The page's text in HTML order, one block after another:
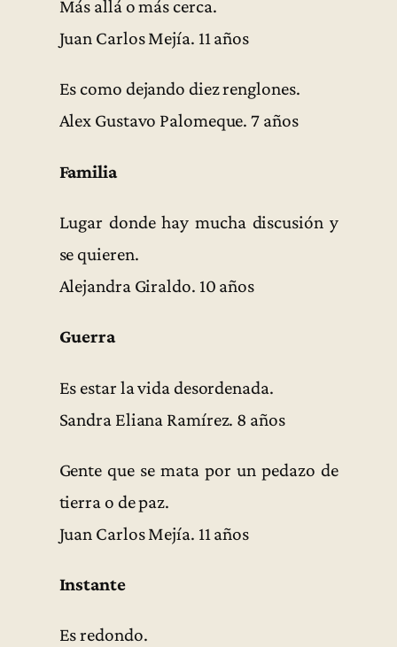
Más allá o más cerca.
Juan Carlos Mejía. 11 años
Es como dejando diez renglones.
Alex Gustavo Palomeque. 7 años
Familia
Lugar donde hay mucha discusión y
se quieren.
Alejandra Giraldo. 10 años
Guerra
Es estar la vida desordenada.
Sandra Eliana Ramírez. 8 años
Gente que se mata por un pedazo de
tierra o de paz.
Juan Carlos Mejía. 11 años
Instante
Es redondo.